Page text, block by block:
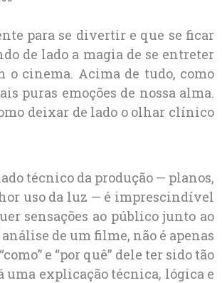
para se divertir e que se ficar
de lado a magia de se entreter
o cinema. Acima de tudo, como
puras emoções de nossa alma.
deixar de lado o olhar clínico
técnico da produção — planos,
uso da luz — é imprescindível
sensações ao público junto ao
de um filme, não é apenas
e “por quê” dele ter sido tão
uma explicação técnica, lógica e